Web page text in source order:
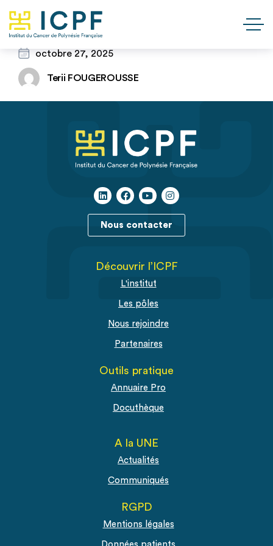
octobre 27, 2025
Terii FOUGEROUSSE
Nous contacter
Découvrir l’ICPF
L'institut
Les pôles
Nous rejoindre
Partenaires
Outils pratique
Annuaire Pro
Docuthèque
A la UNE
Actualités
Communiqués
RGPD
Mentions légales